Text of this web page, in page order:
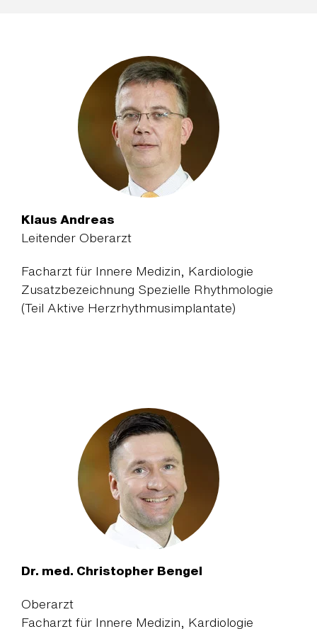
Klaus Andreas
Leitender Oberarzt
Facharzt für Innere Medizin, Kardiologie
Zusatzbezeichnung Spezielle Rhythmologie
(Teil Aktive Herzrhythmusimplantate)
Dr. med. Christopher Bengel
Oberarzt
Facharzt für Innere Medizin, Kardiologie